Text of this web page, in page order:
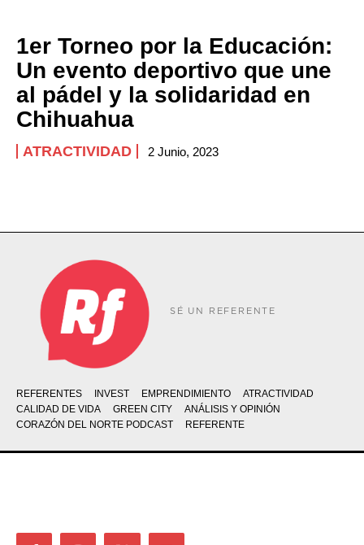
1er Torneo por la Educación:
Un evento deportivo que une
al pádel y la solidaridad en
Chihuahua
ATRACTIVIDAD 2 Junio, 2023
SÉ UN REFERENTE
REFERENTES INVEST EMPRENDIMIENTO
ATRACTIVIDAD
CALIDAD DE VIDA
GREEN CITY
ANÁLISIS Y OPINIÓN
CORAZÓN DEL NORTE PODCAST
REFERENTE